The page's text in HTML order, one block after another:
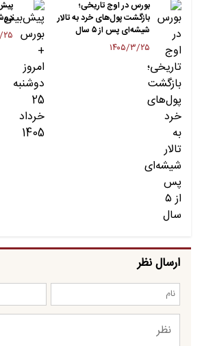
بورس در اوج تاریخی؛
بازگشت پول‌های خرد به تالار
شیشه‌ای پس از ۵ سال
۱۴۰۵/۳/۲۵
دوشنبه
ارسال نظر